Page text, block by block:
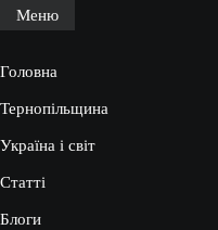
Меню
Головна
Тернопільщина
Україна і світ
Статті
Блоги